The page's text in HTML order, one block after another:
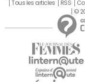
Tous les articles
RSS
©